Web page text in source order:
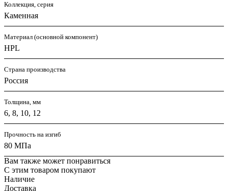
Коллекция, серия
Каменная
Материал (основной компонент)
HPL
Страна производства
Россия
Толщина, мм
6, 8, 10, 12
Прочность на изгиб
80 МПа
Вам также может понравиться
С этим товаром покупают
Наличие
Доставка